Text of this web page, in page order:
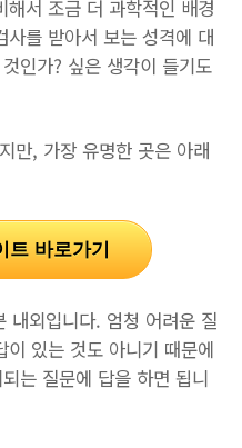
서 조금 더 과학적인 배경
를 받아서 보는 성격에 대
인가? 싶은 생각이 들기도
만, 가장 유명한 곳은 아래
트 바로가기
내외입니다. 엄청 어려운 질
있는 것도 아니기 때문에
는 질문에 답을 하면 됩니